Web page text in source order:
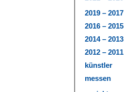
2019 – 2017
2016 – 2015
2014 – 2013
2012 – 2011
künstler
messen